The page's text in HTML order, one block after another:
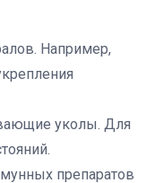
Например,
уколы. Для
препаратов